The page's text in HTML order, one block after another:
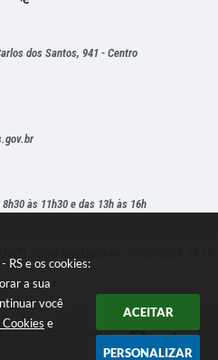
RS e os cookies:
a sua
você
e
ACEITAR
PERSONALIZAR
dos Santos, 941 - Centro
às 11h30 e das 13h às 16h
Abertos
os direitos reservados -